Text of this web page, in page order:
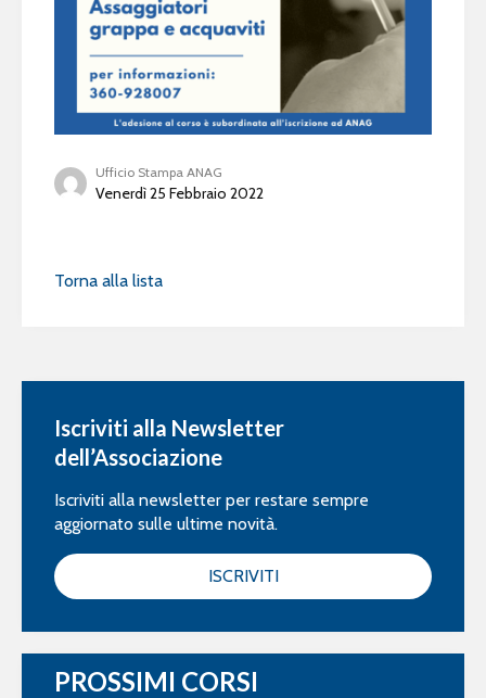
Ufficio Stampa ANAG
Venerdì 25 Febbraio 2022
Torna alla lista
Iscriviti alla Newsletter
dell’Associazione
Iscriviti alla newsletter per restare sempre
aggiornato sulle ultime novità.
ISCRIVITI
PROSSIMI CORSI